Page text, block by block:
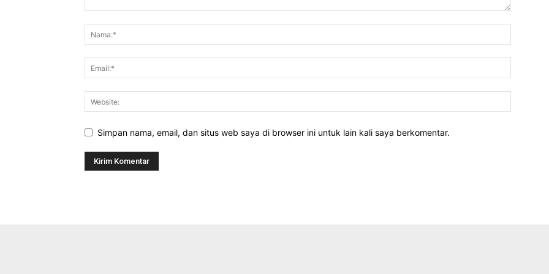
Simpan nama, email, dan situs web saya di browser ini untuk lain kali saya berkomentar.